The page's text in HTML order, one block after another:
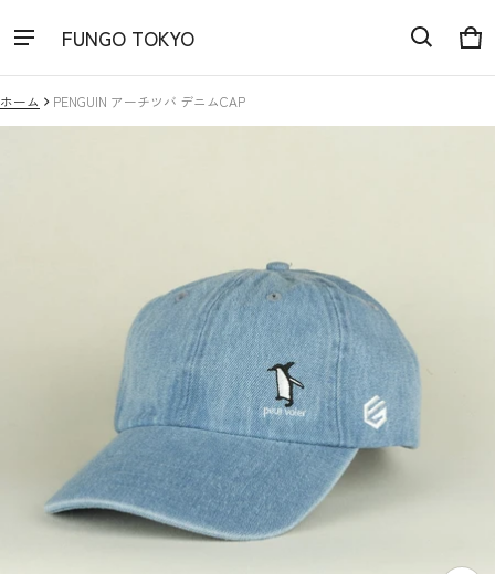
FUNGO TOKYO カ
0
ホーム PENGUIN アーチツバ デニムCAP
スキップ